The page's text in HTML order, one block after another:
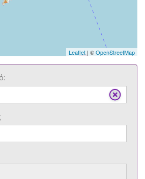
Leaflet | ©OpenStreetMap